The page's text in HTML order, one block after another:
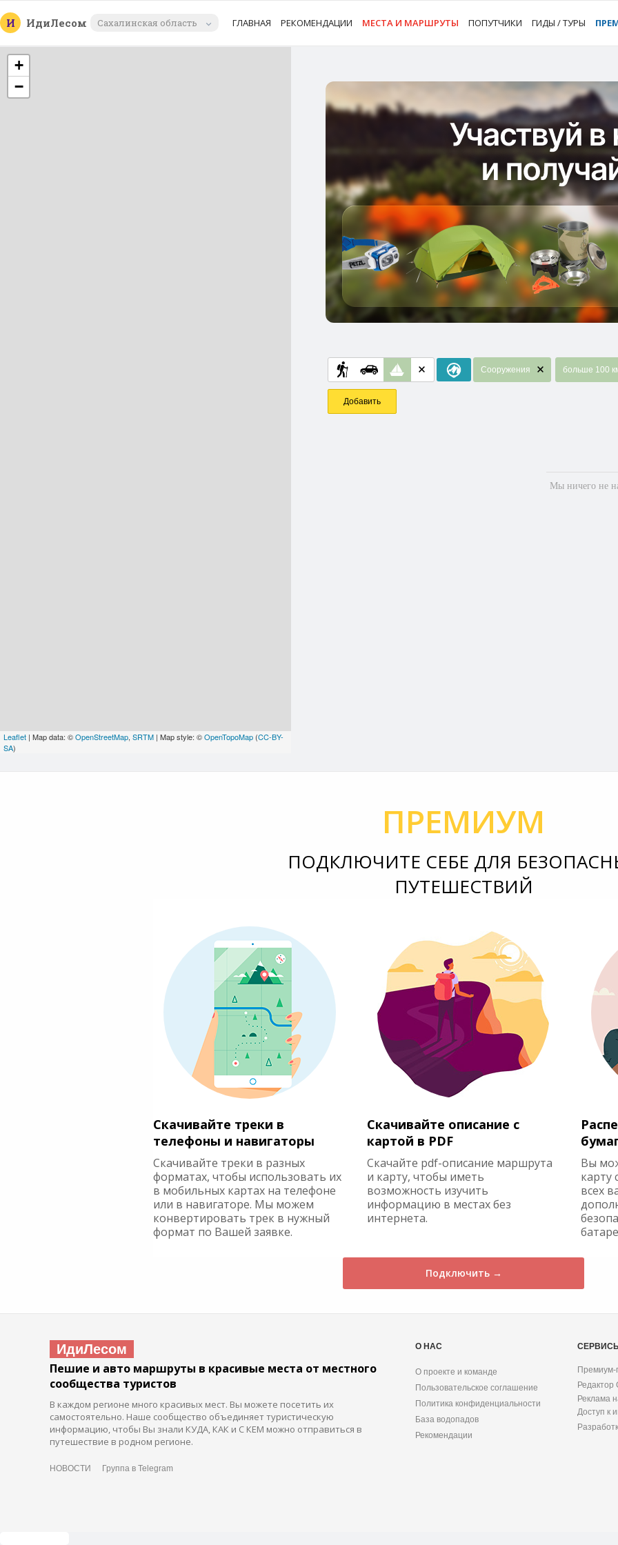
И ИдиЛесом Сахалинская область ГЛАВНАЯ РЕКОМЕНДАЦИИ МЕСТА И МАРШРУТЫ ПОПУТЧИКИ ГИДЫ / ТУРЫ
+
−
Leaflet | Map data: ©OpenStreetMap, SRTM | Map style: ©OpenTopoMap (CC-BY-
SA)
Сооружения больше 100
Добавить
Мы ничего не
ПРЕМИУМ
ПОДКЛЮЧИТЕ СЕБЕ ДЛЯ
ПУТЕШЕСТВИЙ
Скачивайте треки в
телефоны и навигаторы
Скачивайте треки в разных
форматах, чтобы использовать их
в мобильных картах на телефоне
или в навигаторе. Мы можем
конвертировать трек в нужный
формат по Вашей заявке.
Скачивайте описание с
картой в PDF
Скачайте pdf-описание маршрута
и карту, чтобы иметь
возможность изучить
информацию в местах без
интернета.
Вы
карту
всех
Подключить →
ИдиЛесом
Пешие и авто маршруты в красивые места от местного
сообщества туристов
В каждом регионе много красивых мест. Вы можете посетить их
самостоятельно. Наше сообщество объединяет туристическую
информацию, чтобы Вы знали КУДА, КАК и С КЕМ можно отправиться в
путешествие в родном регионе.
НОВОСТИ Группа в Telegram
О НАС
О проекте и команде
Пользовательское соглашение
Политика конфиденциальности
База водопадов
Рекомендации
Премиум-
Редактор
Реклама
Доступ к